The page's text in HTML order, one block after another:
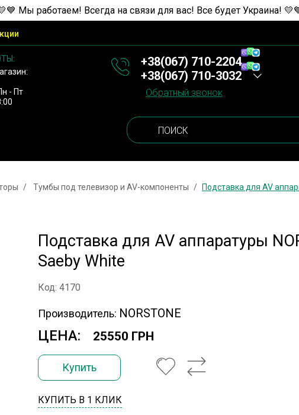
Мы работаем! Всегда на связи для вас! Все будет Украина!
- Пт
+38(067) 710-2204
+38(067) 710-3032
Обратный звонок
Тумбы под телевизор и AV-компоненты Подставка для AV
Подставка для AV аппаратуры
Saeby White
Код: 4170
Производитель: NORSTONE
ЦЕНА: 25550 ГРН
Купить
КУПИТЬ В 1 КЛИК